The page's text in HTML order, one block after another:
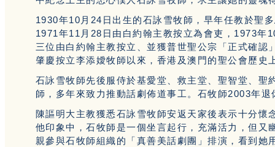
1930年10月24日出生的石詠雪牧師，早年任教於聖
1971年11月28日由白約翰主教按立為會吏，1973年
三位由白約翰主教按立、並獲普世聖公宗「正式確
肇慶按立李添嬡牧師以來，香港及澳門的聖公會歷史
石詠雪牧師先後服侍於基愛堂、救主堂、聖智堂、
師，多年來致力推動話劇佈道事工。石牧師2003年
陳謳明大主教獲悉石詠雪牧師安返天家後表示十分
他印象中，石牧師是一個坐言起行，充滿活力，但
親參與石牧師組織的「真善美話劇團」排演，看到